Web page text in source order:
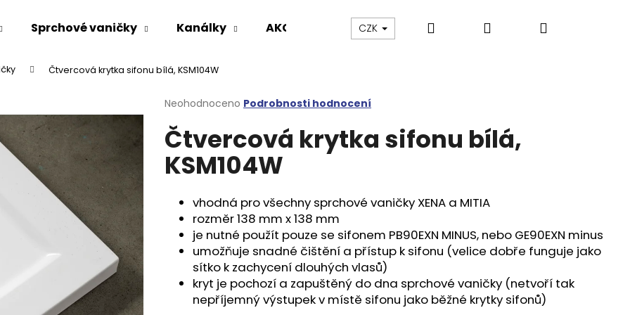
Sprchové vaničky Kanálky AKCE % Výprodej Vany a umyvadla
CZK Hledat PřihlášeníNákupní
Čtvercová krytka sifonu bílá, KSM104W
Průměrné
produktu
je
0,0
hvězdiček.
Neohodnoceno Podrobnosti hodnocení
Čtvercová krytka sifonu bílá,
KSM104W
vhodná pro všechny sprchové vaničky XENA a MITIA
rozměr 138 mm x 138 mm
je nutné použít pouze se sifonem PB90EXN MINUS, nebo GE90EXN minus
umožňuje snadné čištění a přístup k sifonu (velice dobře funguje jako
sítko k zachycení dlouhých vlasů)
kryt je pochozí a zapuštěný do dna sprchové vaničky (netvoří tak
nepříjemný výstupek v místě sifonu jako běžné krytky sifonů)
Co potřebujete najít?
HLEDAT
Doporučujeme
VARIO SPRCHOVÁ ZÁSTĚNA 1000 MM VOLCANO CHROM SPRCHOVÉ DVEŘE